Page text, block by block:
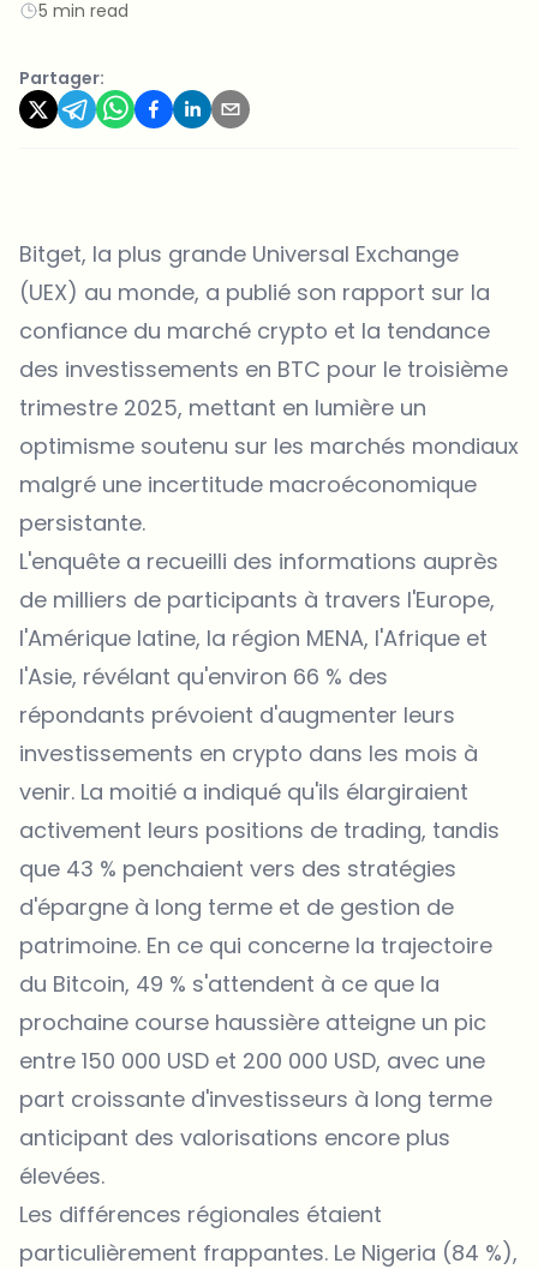
5 min read
Partager:
Bitget, la plus grande Universal Exchange
(UEX) au monde, a publié son rapport sur la
confiance du marché crypto et la tendance
des investissements en BTC pour le troisième
trimestre 2025, mettant en lumière un
optimisme soutenu sur les marchés mondiaux
malgré une incertitude macroéconomique
persistante.
L'enquête a recueilli des informations auprès
de milliers de participants à travers l'Europe,
l'Amérique latine, la région MENA, l'Afrique et
l'Asie, révélant qu'environ 66 % des
répondants prévoient d'augmenter leurs
investissements en crypto dans les mois à
venir. La moitié a indiqué qu'ils élargiraient
activement leurs positions de trading, tandis
que 43 % penchaient vers des stratégies
d'épargne à long terme et de gestion de
patrimoine. En ce qui concerne la trajectoire
du Bitcoin, 49 % s'attendent à ce que la
prochaine course haussière atteigne un pic
entre 150 000 USD et 200 000 USD, avec une
part croissante d'investisseurs à long terme
anticipant des valorisations encore plus
élevées.
Les différences régionales étaient
particulièrement frappantes. Le Nigeria (84 %),